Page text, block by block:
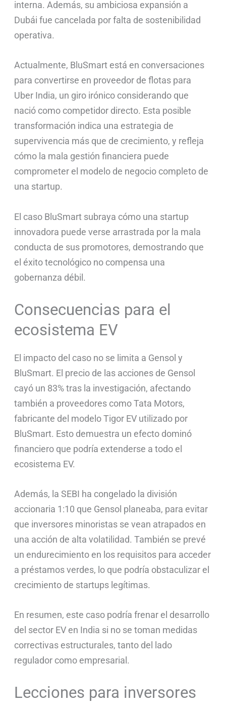
interna. Además, su ambiciosa expansión a
Dubái fue cancelada por falta de sostenibilidad
operativa.
Actualmente, BluSmart está en conversaciones
para convertirse en proveedor de flotas para
Uber India, un giro irónico considerando que
nació como competidor directo. Esta posible
transformación indica una estrategia de
supervivencia más que de crecimiento, y refleja
cómo la mala gestión financiera puede
comprometer el modelo de negocio completo de
una startup.
El caso BluSmart subraya cómo una startup
innovadora puede verse arrastrada por la mala
conducta de sus promotores, demostrando que
el éxito tecnológico no compensa una
gobernanza débil.
Consecuencias para el
ecosistema EV
El impacto del caso no se limita a Gensol y
BluSmart. El precio de las acciones de Gensol
cayó un 83% tras la investigación, afectando
también a proveedores como Tata Motors,
fabricante del modelo Tigor EV utilizado por
BluSmart. Esto demuestra un efecto dominó
financiero que podría extenderse a todo el
ecosistema EV.
Además, la SEBI ha congelado la división
accionaria 1:10 que Gensol planeaba, para evitar
que inversores minoristas se vean atrapados en
una acción de alta volatilidad. También se prevé
un endurecimiento en los requisitos para acceder
a préstamos verdes, lo que podría obstaculizar el
crecimiento de startups legítimas.
En resumen, este caso podría frenar el desarrollo
del sector EV en India si no se toman medidas
correctivas estructurales, tanto del lado
regulador como empresarial.
Lecciones para inversores